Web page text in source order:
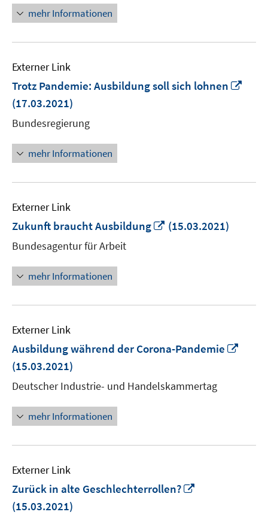
mehr Informationen
Externer Link
Trotz Pandemie: Ausbildung soll sich lohnen
(17.03.2021)
Bundesregierung
mehr Informationen
Externer Link
Zukunft braucht Ausbildung
In
(15.03.2021)
Bundesagentur für Arbeit
mehr Informationen
Externer Link
Ausbildung während der Corona-Pandemie
(15.03.2021)
Deutscher Industrie- und Handelskammertag
mehr Informationen
Externer Link
Zurück in alte Geschlechterrollen?
(15.03.2021)